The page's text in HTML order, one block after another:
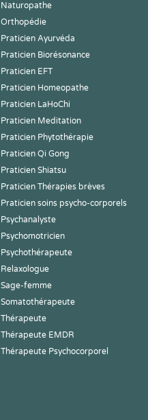
Naturopathe
Orthopédie
Praticien Ayurvéda
Praticien Biorésonance
Praticien EFT
Praticien Homeopathe
Praticien LaHoChi
Praticien Meditation
Praticien Phytothérapie
Praticien Qi Gong
Praticien Shiatsu
Praticien Thérapies brèves
Praticien soins psycho-corporels
Psychanalyste
Psychomotricien
Psychothérapeute
Relaxologue
Sage-femme
Somatothérapeute
Thérapeute
Thérapeute EMDR
Thérapeute Psychocorporel